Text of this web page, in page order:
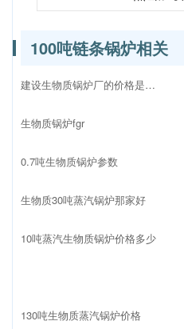
100吨链条锅炉相关
建设生物质锅炉厂的价格是多少
生物质锅炉fgr
0.7吨生物质锅炉参数
生物质30吨蒸汽锅炉那家好
10吨蒸汽生物质锅炉价格多少
130吨生物质蒸汽锅炉价格